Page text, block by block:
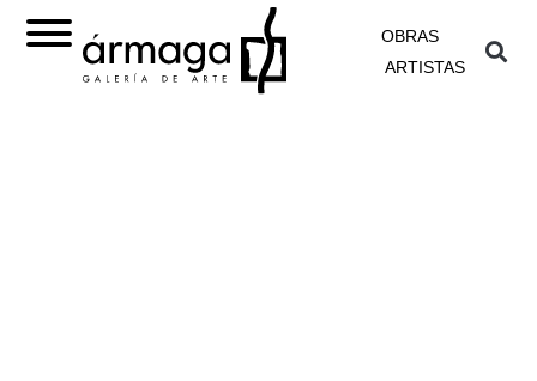
OBRAS
ARTISTAS